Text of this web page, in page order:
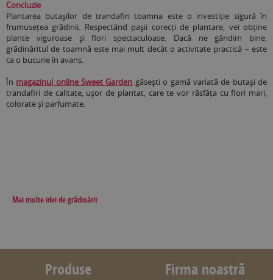
Concluzie
Plantarea butașilor de trandafiri toamna este o investiție sigură în
frumusețea grădinii. Respectând pașii corecți de plantare, vei obține
plante viguroase și flori spectaculoase. Dacă ne gândim bine,
grădinăritul de toamnă este mai mult decât o activitate practică – este
ca o bucurie în avans.
În magazinul online Sweet Garden găsești o gamă variată de butași de
trandafiri de calitate, ușor de plantat, care te vor răsfăța cu flori mari,
colorate și parfumate.
Mai multe idei de grădinărit
Produse Firma noastră